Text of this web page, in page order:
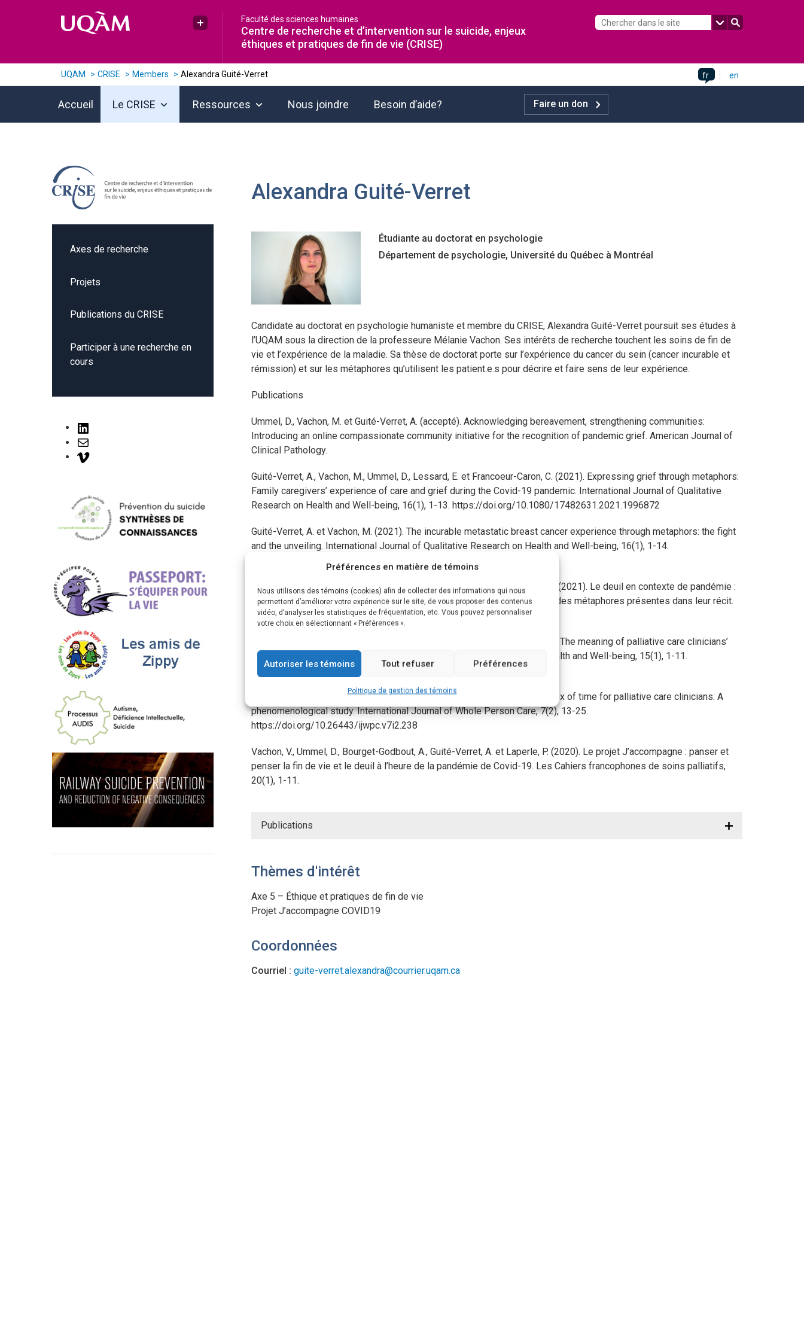
Préférences en matière de témoins
Nous utilisons des témoins (cookies) afin de collecter des informations qui nous
permettent d’améliorer votre expérience sur le site, de vous proposer des contenus
vidéo, d’analyser les statistiques de fréquentation, etc. Vous pouvez personnaliser
votre choix en sélectionnant « Préférences ».
Autoriser les témoins Tout refuser Préférences
Politique de gestion des témoins
Plus UQAM
Faculté des sciences humaines
Centre de recherche et d’intervention sur le suicide, enjeux
éthiques et pratiques de fin de vie (CRISE)
UQAM CRISE Members Alexandra Guité-Verret fr en
Accueil Le CRISE Ressources Nous joindre Besoin d’aide? Faire un don
Axes de recherche
Projets
Publications du CRISE
Participer à une recherche en
cours
Alexandra Guité-Verret
Étudiante au doctorat en psychologie
Département de psychologie, Université du Québec à Montréal
Candidate au doctorat en psychologie humaniste et membre du CRISE, Alexandra Guité-Verret poursuit ses études à
l’UQAM sous la direction de la professeure Mélanie Vachon. Ses intérêts de recherche touchent les soins de fin de
vie et l’expérience de la maladie. Sa thèse de doctorat porte sur l’expérience du cancer du sein (cancer incurable et
rémission) et sur les métaphores qu’utilisent les patient.e.s pour décrire et faire sens de leur expérience.
Publications
Ummel, D., Vachon, M. et Guité-Verret, A. (accepté). Acknowledging bereavement, strengthening communities:
Introducing an online compassionate community initiative for the recognition of pandemic grief. American Journal of
Clinical Pathology.
Guité-Verret, A., Vachon, M., Ummel, D., Lessard, E. et Francoeur-Caron, C. (2021). Expressing grief through metaphors:
Family caregivers’ experience of care and grief during the Covid-19 pandemic. International Journal of Qualitative
Research on Health and Well-being, 16(1), 1-13. https://doi.org/10.1080/17482631.2021.1996872
Guité-Verret, A. et Vachon, M. (2021). The incurable metastatic breast cancer experience through metaphors: the fight
and the unveiling. International Journal of Qualitative Research on Health and Well-being, 16(1), 1-14.
https://doi.org/10.1080/17482631.2021.1971597
Guité-Verret, A., Vachon, M., Ummel, D., Lessard, E. et Francoeur-Carron, C. (2021). Le deuil en contexte de pandémie :
vers une compréhension de l’expérience de proches aidants à la lumière des métaphores présentes dans leur récit.
Les Cahiers francophones de soins palliatifs, 21(1), 1-15.
Vachon, M. et Guité-Verret, A. (2020). From powerlessness to recognition: The meaning of palliative care clinicians’
experience of suffering. International Journal of Qualitative Studies in Health and Well-being, 15(1), 1-11.
https://doi.org/10.1080/17482631.2020.1852362
Vachon, M., Goyette, C. et Guité-Verret, A. (2020). Presence and the paradox of time for palliative care clinicians: A
phenomenological study. International Journal of Whole Person Care, 7(2), 13-25.
https://doi.org/10.26443/ijwpc.v7i2.238
Vachon, V., Ummel, D., Bourget-Godbout, A., Guité-Verret, A. et Laperle, P. (2020). Le projet J’accompagne : panser et
penser la fin de vie et le deuil à l’heure de la pandémie de Covid-19. Les Cahiers francophones de soins palliatifs,
20(1), 1-11.
Publications
Thèmes d'intérêt
Axe 5 – Éthique et pratiques de fin de vie
Projet J’accompagne COVID19
Coordonnées
Courriel : guite-verret.alexandra@courrier.uqam.ca